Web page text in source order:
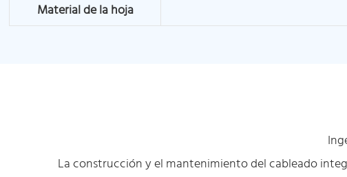
Material de la hoja
La construcción y el mantenimiento del cableado